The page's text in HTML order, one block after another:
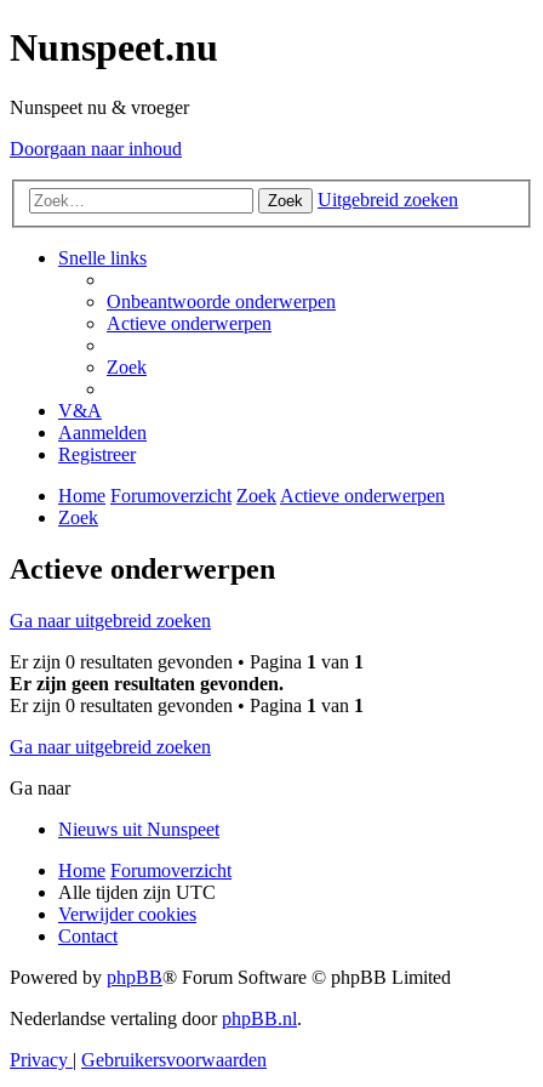
Nunspeet.nu
Nunspeet nu & vroeger
Doorgaan naar inhoud
Zoek Uitgebreid zoeken
Snelle links
Onbeantwoorde onderwerpen
Actieve onderwerpen
Zoek
V&A
Aanmelden
Registreer
Home Forumoverzicht ZoekActieve onderwerpen
Zoek
Actieve onderwerpen
Ga naar uitgebreid zoeken
Er zijn 0 resultaten gevonden • Pagina 1 van 1
Er zijn geen resultaten gevonden.
Er zijn 0 resultaten gevonden • Pagina 1 van 1
Ga naar uitgebreid zoeken
Ga naar
Nieuws uit Nunspeet
Home Forumoverzicht
Alle tijden zijn UTC
Verwijder cookies
Contact
Powered by phpBB® Forum Software © phpBB Limited
Nederlandse vertaling doorphpBB.nl.
Privacy | Gebruikersvoorwaarden